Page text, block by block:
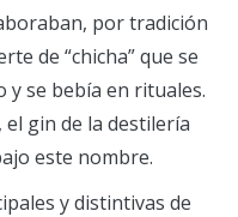
por tradición
de “chicha” que se
se bebía en rituales.
gin de la destilería
este nombre.
y distintivas de